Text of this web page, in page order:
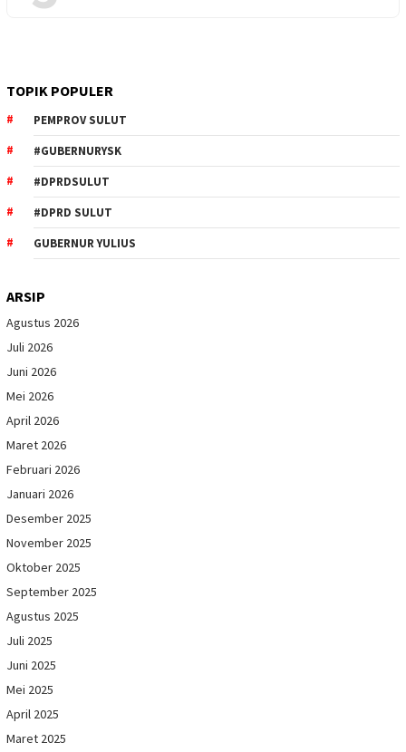
TOPIK POPULER
PEMPROV SULUT
#GUBERNURYSK
#DPRDSULUT
#DPRD SULUT
GUBERNUR YULIUS
ARSIP
Agustus 2026
Juli 2026
Juni 2026
Mei 2026
April 2026
Maret 2026
Februari 2026
Januari 2026
Desember 2025
November 2025
Oktober 2025
September 2025
Agustus 2025
Juli 2025
Juni 2025
Mei 2025
April 2025
Maret 2025